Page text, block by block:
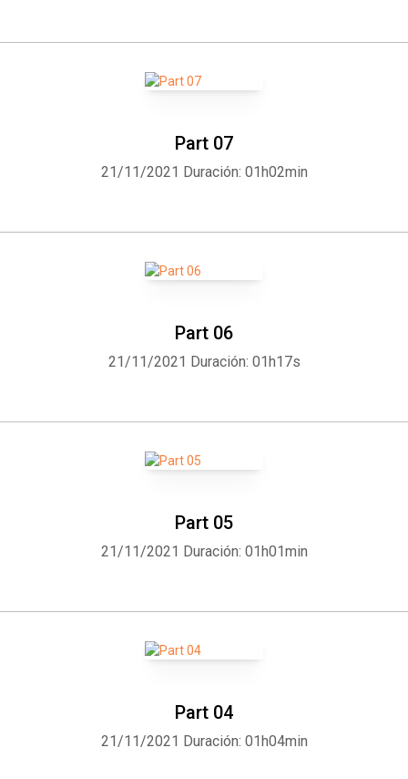
Part 07
21/11/2021 Duración: 01h02min
Part 06
21/11/2021 Duración: 01h17s
Part 05
21/11/2021 Duración: 01h01min
Part 04
21/11/2021 Duración: 01h04min